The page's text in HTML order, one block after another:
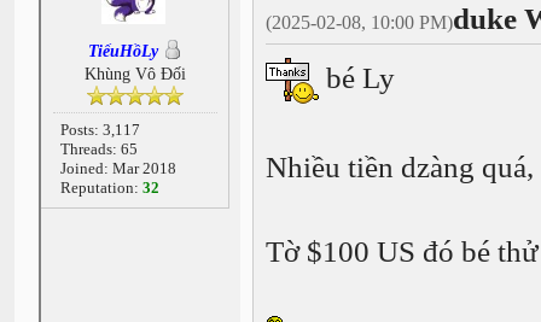
TiểuHồLy
Khùng Vô Đối
Posts: 3,117
Threads: 65
Joined: Mar 2018
Reputation: 32
(2025-02-08, 10:00 PM)duke
bé Ly
Nhiều tiền dzàng
Tờ $100 US đó bé